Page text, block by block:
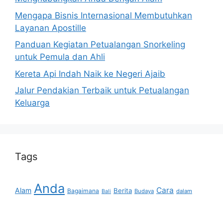
Mengapa Bisnis Internasional Membutuhkan
Layanan Apostille
Panduan Kegiatan Petualangan Snorkeling
untuk Pemula dan Ahli
Kereta Api Indah Naik ke Negeri Ajaib
Jalur Pendakian Terbaik untuk Petualangan
Keluarga
Tags
Alam Anda Bagaimana Bali Berita Budaya Cara dalam